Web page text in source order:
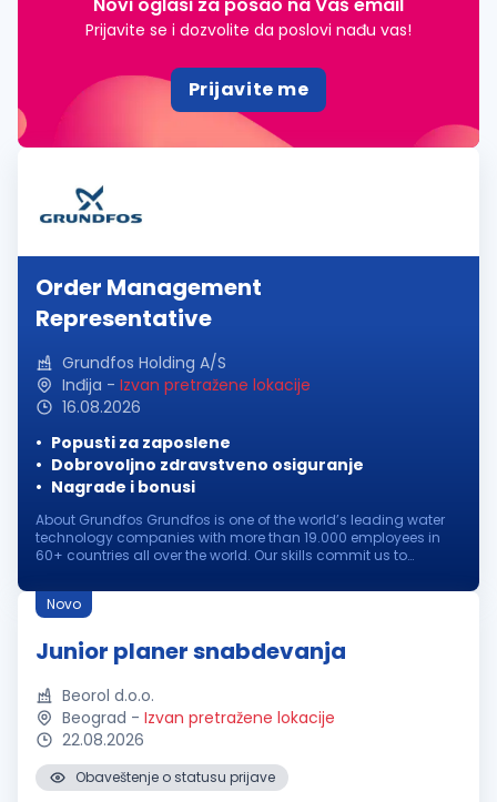
Prijavite se i dozvolite da poslovi nađu vas!
Prijavite me
Order Management
Representative
Grundfos Holding A/S
Inđija - Izvan pretražene lokacije
16.08.2026
Popusti za zaposlene
Dobrovoljno zdravstveno osiguranje
Nagrade i bonusi
About Grundfos Grundfos is one of the world’s leading water
technology companies with more than 19.000 employees in
60+ countries all over the world. Our skills commit us to
challenges and improve...
Novo
Junior planer snabdevanja
Beorol d.o.o.
Beograd - Izvan pretražene lokacije
22.08.2026
Obaveštenje o statusu prijave